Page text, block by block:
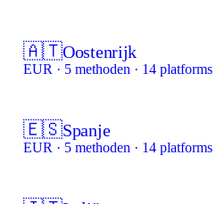
🇦🇹Oostenrijk
EUR · 5 methoden · 14 platforms
🇪🇸Spanje
EUR · 5 methoden · 14 platforms